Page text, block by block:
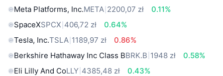
Meta Platforms, Inc.META 2200,07 zł
0.11%
SpaceXSPCX 406,72 zł
0.64%
Tesla, Inc.TSLA 1189,97 zł
0.86%
Berkshire Hathaway Inc Class BBRK.B 1948 zł
0.58%
Eli Lilly And CoLLY 4385,48 zł
0.43%